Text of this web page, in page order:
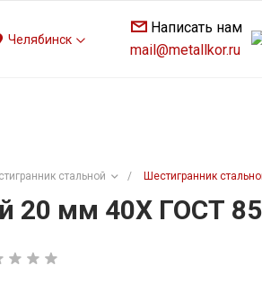
Челябинск
Написать нам
mail@metallkor.ru
стальной / Шестигранник
20 мм 40Х ГОСТ